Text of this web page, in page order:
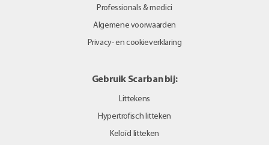
Professionals & medici
Algemene voorwaarden
Privacy- en cookieverklaring
Gebruik Scarban bij:
Littekens
Hypertrofisch litteken
Keloïd litteken